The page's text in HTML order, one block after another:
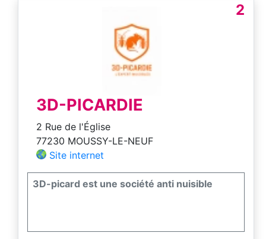
2
3D-PICARDIE
2 Rue de l'Église
77230 MOUSSY-LE-NEUF
Site internet
3D-picard est une société anti nuisible